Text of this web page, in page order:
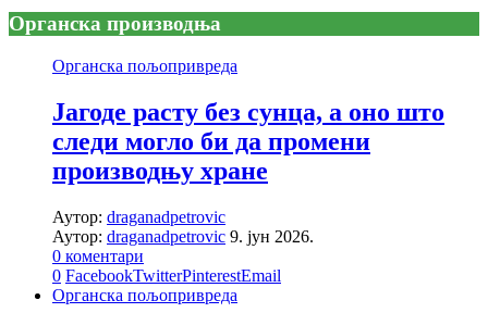
Органска производња
Органска пољопривреда
Јагоде расту без сунца, а оно што
следи могло би да промени
производњу хране
Аутор: draganadpetrovic
Аутор: draganadpetrovic 9. јун 2026.
0 коментари
0 FacebookTwitterPinterestEmail
Органска пољопривреда